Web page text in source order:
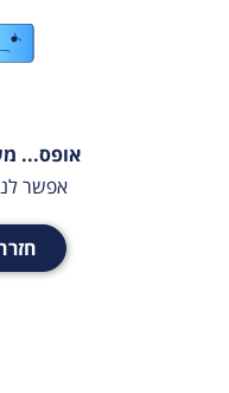
אופס...
אפשר